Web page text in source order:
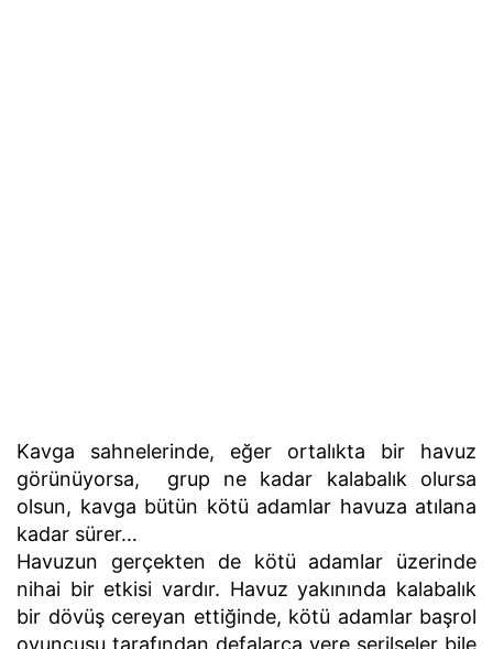
Kavga sahnelerinde, eğer ortalıkta bir havuz
görünüyorsa, grup ne kadar kalabalık olursa
olsun, kavga bütün kötü adamlar havuza atılana
kadar sürer…
Havuzun gerçekten de kötü adamlar üzerinde
nihai bir etkisi vardır. Havuz yakınında kalabalık
bir dövüş cereyan ettiğinde, kötü adamlar başrol
oyuncusu tarafından defalarca yere serilseler bile